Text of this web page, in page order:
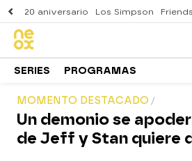
20 aniversario Los Simpson Friends
SERIES PROGRAMAS
MOMENTO DESTACADO
Un demonio se
de Jeff y Stan quiere